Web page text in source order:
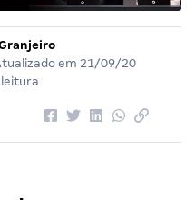
em 21/09/20